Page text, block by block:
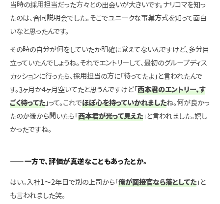
当時の採用担当だった方々との出会いが大きいです。ナリコマを知っ
たのは、合同説明会でした。そこでユニークな事業方式を知って面白
いなと思ったんです。
その時の自分が何をしていたか明確に覚えてないんですけど、多分目
立っていたんでしょうね。それでエントリーして、最初のグループディス
カッションに行ったら、採用担当の方に「待ってたよ」と言われたんで
す。3ヶ月か4ヶ月空いてたと思うんですけど「 西本君のエントリー、す
ごく待ってた 」って。これでほぼ心を持っていかれましたね。何が良かっ
たのか後から聞いたら「 西本君が光って見えた 」と言われました。嬉し
かったですね。
――一方で、評価が真逆なこともあったとか。
はい。入社1～2年目で別の上司から「 俺が面接官なら落としてた 」と
も言われました笑。